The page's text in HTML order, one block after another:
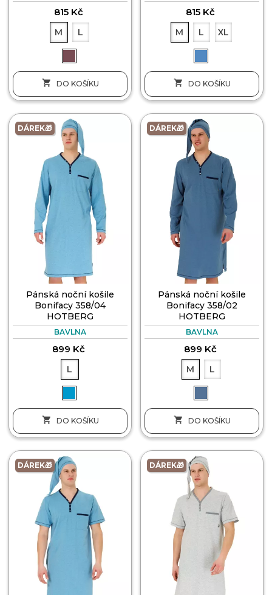
815 Kč
M L
 DO KOŠÍKU
815 Kč
M L XL
 DO KOŠÍKU
DÁREK🎁
Pánská noční košile
Bonifacy 358/04
HOTBERG
BAVLNA
899 Kč
L
 DO KOŠÍKU
DÁREK🎁
Pánská noční košile
Bonifacy 358/02
HOTBERG
BAVLNA
899 Kč
M L
 DO KOŠÍKU
DÁREK🎁 DÁREK🎁